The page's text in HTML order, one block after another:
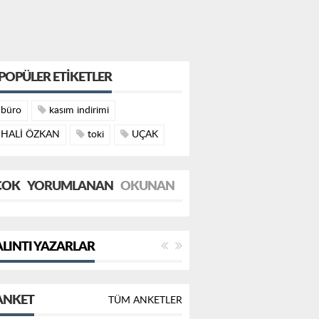
ETIKETLER
kasım indirimi
ÖZKAN toki UÇAK
YORUMLANAN OKUNAN
YAZARLAR
TÜM ANKETLER